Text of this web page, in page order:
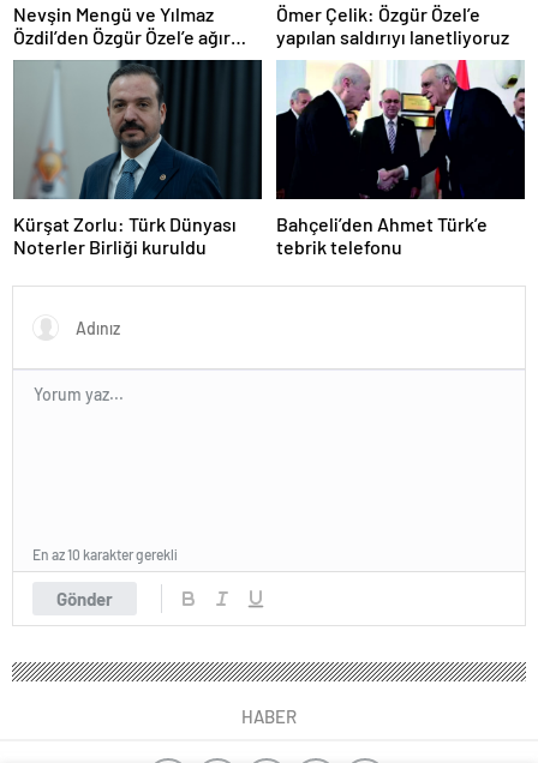
Nevşin Mengü ve Yılmaz
Özdil’den Özgür Özel’e ağır
eleştiriler
Ömer Çelik: Özgür Özel’e
yapılan saldırıyı lanetliyoruz
Kürşat Zorlu: Türk Dünyası
Noterler Birliği kuruldu
Bahçeli’den Ahmet Türk’e
tebrik telefonu
Gönder
En az 10 karakter gerekli
HABER